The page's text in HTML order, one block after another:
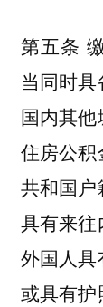
第五条
当同时
国内其
住房公
共和国
具有来往
外国人具
或具有